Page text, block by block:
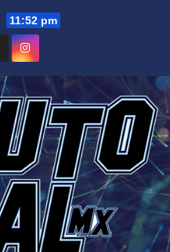
11:52 pm